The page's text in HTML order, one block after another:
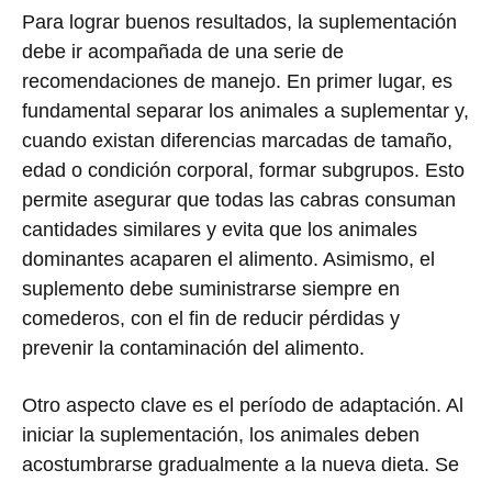
Para lograr buenos resultados, la suplementación
debe ir acompañada de una serie de
recomendaciones de manejo. En primer lugar, es
fundamental separar los animales a suplementar y,
cuando existan diferencias marcadas de tamaño,
edad o condición corporal, formar subgrupos. Esto
permite asegurar que todas las cabras consuman
cantidades similares y evita que los animales
dominantes acaparen el alimento. Asimismo, el
suplemento debe suministrarse siempre en
comederos, con el fin de reducir pérdidas y
prevenir la contaminación del alimento.
Otro aspecto clave es el período de adaptación. Al
iniciar la suplementación, los animales deben
acostumbrarse gradualmente a la nueva dieta. Se